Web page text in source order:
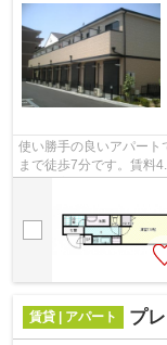
使い勝手の良いアパート
まで徒歩7分です。賃料
削の空室情報ならコチラ
賃貸 | アパート プ